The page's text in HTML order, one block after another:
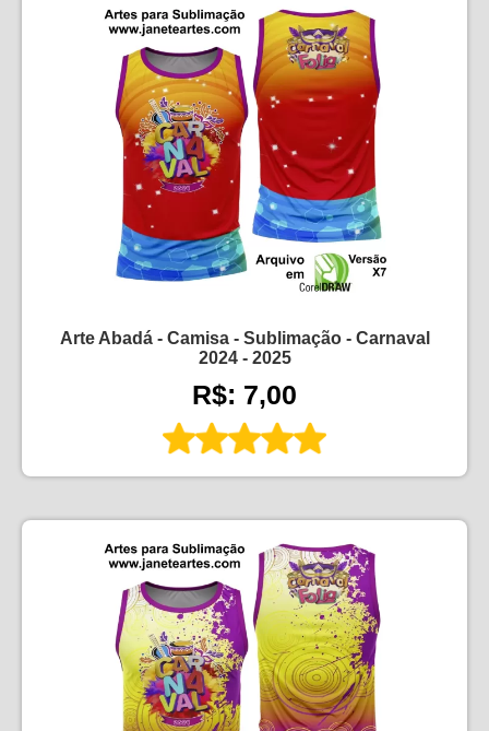
Arte Abadá - Camisa - Sublimação - Carnaval
2024 - 2025
R$: 7,00